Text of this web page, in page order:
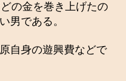
の金を巻き上げたの
男である。
自身の遊興費などで